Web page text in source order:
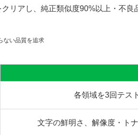
リアし、純正類似度90%以上・不
各領域を3回テス
文字の鮮明さ、解像度・ト